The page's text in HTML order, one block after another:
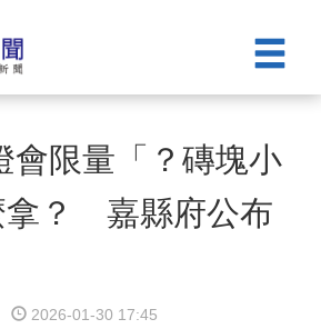
會限量「？磚塊小
拿？ 嘉縣府公布
2026-01-30 17:45